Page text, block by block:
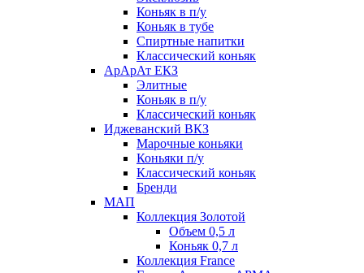
Коньяк в п/у
Коньяк в тубе
Спиртные напитки
Классический коньяк
АрАрАт ЕКЗ
Элитные
Коньяк в п/у
Классический коньяк
Иджеванский ВКЗ
Марочные коньяки
Коньяки п/у
Классический коньяк
Бренди
МАП
Коллекция Золотой
Объем 0,5 л
Коньяк 0,7 л
Коллекция France